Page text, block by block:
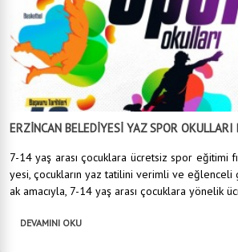
ERZİNCAN BELEDİYESİ YAZ SPOR OKULLARI
7-14 yaş arası çocuklara ücretsiz spor eğitimi
yesi, çocukların yaz tatilini verimli ve
ak amacıyla, 7-14 yaş arası çocuklara yönelik
DEVAMINI OKU